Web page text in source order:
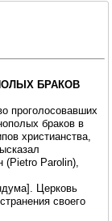
БРАКОВ
проголосовавших
браков в
христианства,
(Pietro Parolin),
Церковь
своего